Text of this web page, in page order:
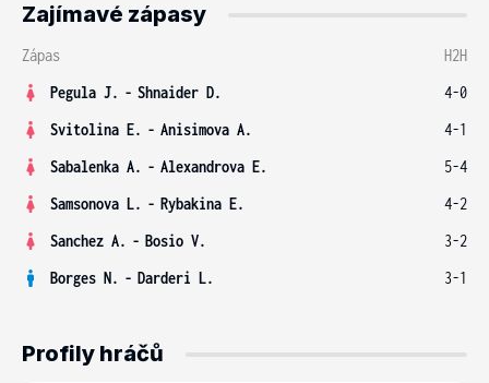
Zajímavé zápasy
Zápas
H2H
Pegula J. - Shnaider D.
4-0
Svitolina E. - Anisimova A.
4-1
Sabalenka A. - Alexandrova E.
5-4
Samsonova L. - Rybakina E.
4-2
Sanchez A. - Bosio V.
3-2
Borges N. - Darderi L. 3-1
Profily hráčů